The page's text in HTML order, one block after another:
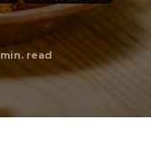
min. read